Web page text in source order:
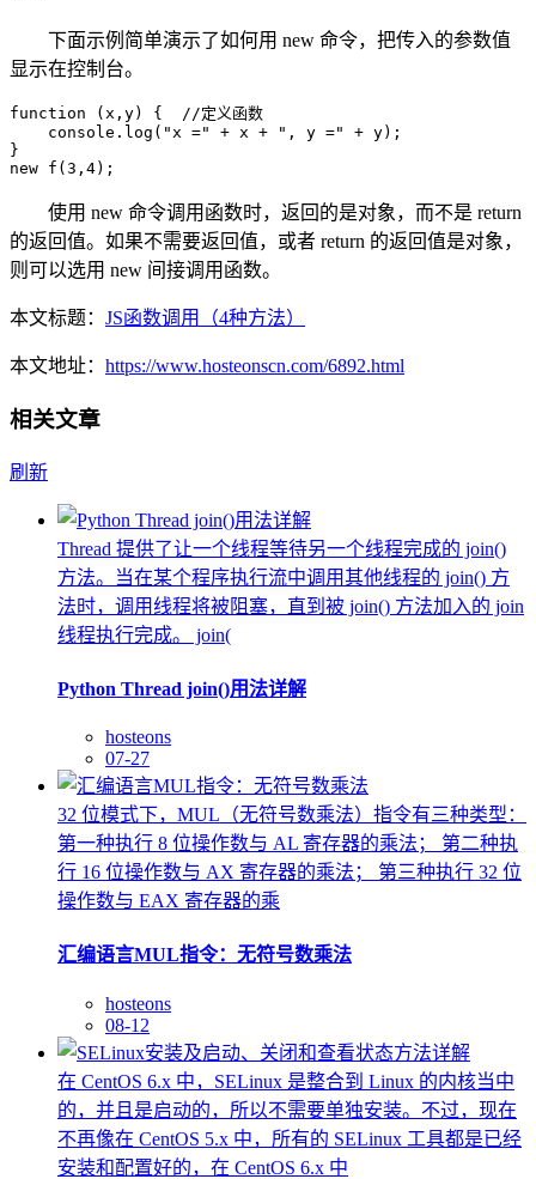
下面示例简单演示了如何用 new 命令，把传入的参数值
显示在控制台。
function (x,y) {  //定义函数
    console.log("x =" + x + ", y =" + y);
}
new f(3,4);
使用 new 命令调用函数时，返回的是对象，而不是 return
的返回值。如果不需要返回值，或者 return 的返回值是对象，
则可以选用 new 间接调用函数。
本文标题： JS函数调用（4种方法）
本文地址： https://www.hosteonscn.com/6892.html
相关文章
刷新
Thread 提供了让一个线程等待另一个线程完成的 join()
方法。当在某个程序执行流中调用其他线程的 join() 方
法时，调用线程将被阻塞，直到被 join() 方法加入的 join
线程执行完成。 join(
Python Thread join()用法详解
hosteons
07-27
32 位模式下，MUL（无符号数乘法）指令有三种类型：
第一种执行 8 位操作数与 AL 寄存器的乘法； 第二种执
行 16 位操作数与 AX 寄存器的乘法； 第三种执行 32 位
操作数与 EAX 寄存器的乘
汇编语言MUL指令：无符号数乘法
hosteons
08-12
在 CentOS 6.x 中，SELinux 是整合到 Linux 的内核当中
的，并且是启动的，所以不需要单独安装。不过，现在
不再像在 CentOS 5.x 中，所有的 SELinux 工具都是已经
安装和配置好的，在 CentOS 6.x 中